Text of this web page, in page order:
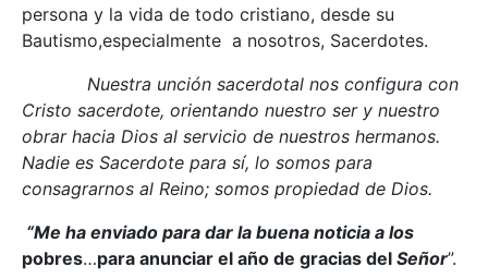
persona y la vida de todo cristiano, desde su
Bautismo,especialmente a nosotros, Sacerdotes.
Nuestra unción sacerdotal nos configura con
Cristo sacerdote, orientando nuestro ser y nuestro
obrar hacia Dios al servicio de nuestros hermanos.
Nadie es Sacerdote para sí, lo somos para
consagrarnos al Reino; somos propiedad de Dios.
“Me ha enviado para dar la buena noticia a los
pobres…para anunciar el año de gracias del Señor”.